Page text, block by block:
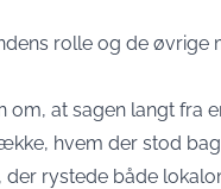
rolle og de
om, at sagen langt fra
hvem der stod
rystede både